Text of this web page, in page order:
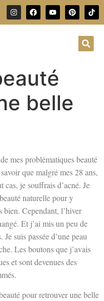
belle
mes problématiques beauté
que malgré mes 28 ans,
je souffrais d’acné. Je
naturelle pour y
Cependant, l’hiver
Et j’ai mis un peu de
suis passée d’une peau
Les boutons que j’avais
et sont devenues des
pour retrouver une belle